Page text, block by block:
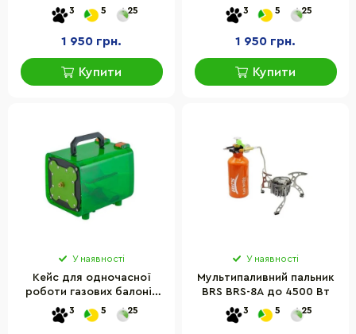
3 5 25
1 950 грн.
Купити
коричневий
3 5 25
1 950 грн.
Купити
У наявності
Кейс для одночасної
роботи газових балонів
BRS BRS-Q5
3 5 25
У наявності
Мультипаливний пальник
BRS BRS-8A до 4500 Вт
3 5 25